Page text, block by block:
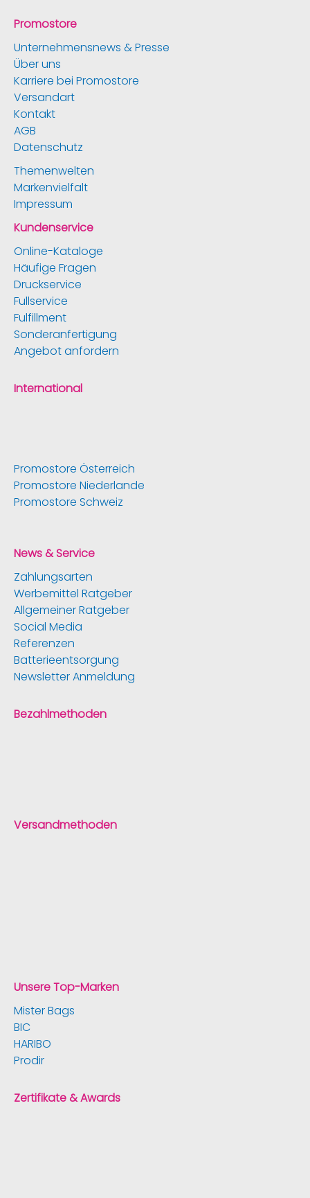
Promostore
Unternehmensnews & Presse
Über uns
Karriere bei Promostore
Versandart
Kontakt
AGB
Datenschutz
Themenwelten
Markenvielfalt
Impressum
Kundenservice
Online-Kataloge
Häufige Fragen
Druckservice
Fullservice
Fulfillment
Sonderanfertigung
Angebot anfordern
International
Promostore Österreich
Promostore Niederlande
Promostore Schweiz
News & Service
Zahlungsarten
Werbemittel Ratgeber
Allgemeiner Ratgeber
Social Media
Referenzen
Batterieentsorgung
Newsletter Anmeldung
Bezahlmethoden
Versandmethoden
Unsere Top-Marken
Mister Bags
BIC
HARIBO
Prodir
Zertifikate & Awards